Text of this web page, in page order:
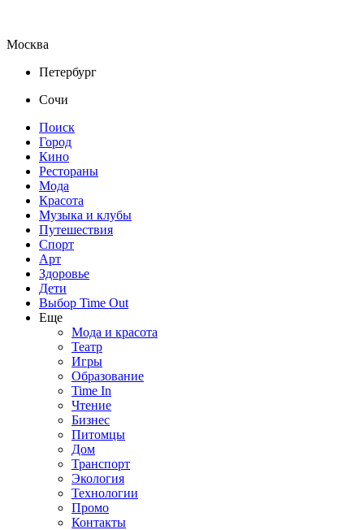
Москва
Петербург
Сочи
Поиск
Город
Кино
Рестораны
Мода
Красота
Музыка и клубы
Путешествия
Спорт
Арт
Здоровье
Дети
Выбор Time Out
Еще
Мода и красота
Театр
Игры
Образование
Time In
Чтение
Бизнес
Питомцы
Дом
Транспорт
Экология
Технологии
Промо
Контакты